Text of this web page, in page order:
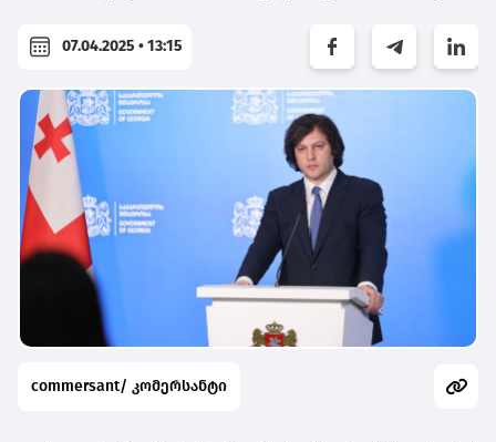
07.04.2025 • 13:15
commersant/ კომერსანტი